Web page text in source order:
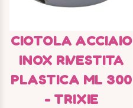
CIOTOLA ACCIAIO
INOX RIVESTITA
PLASTICA ML 300
- TRIXIE